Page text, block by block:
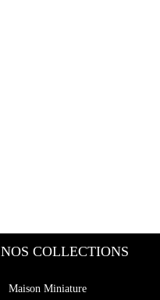
NOS COLLECTIONS
Maison Miniature